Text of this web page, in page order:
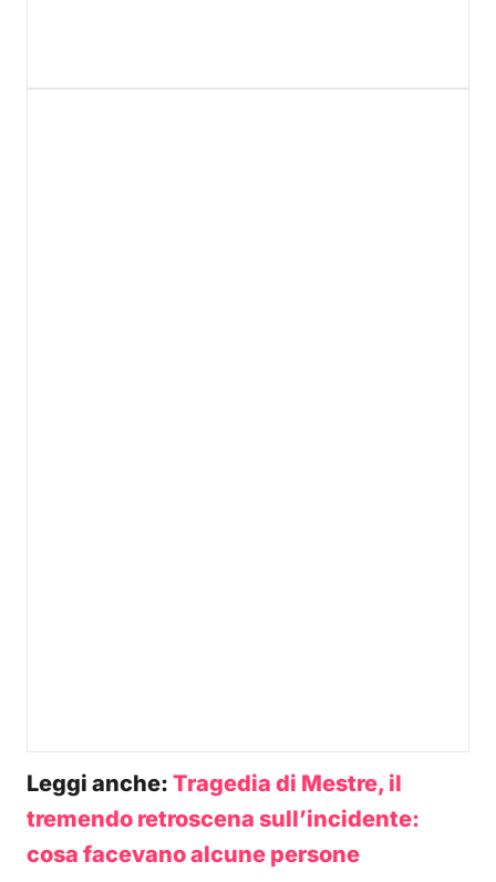
Leggi anche: Tragedia di Mestre, il
tremendo retroscena sull’incidente:
cosa facevano alcune persone